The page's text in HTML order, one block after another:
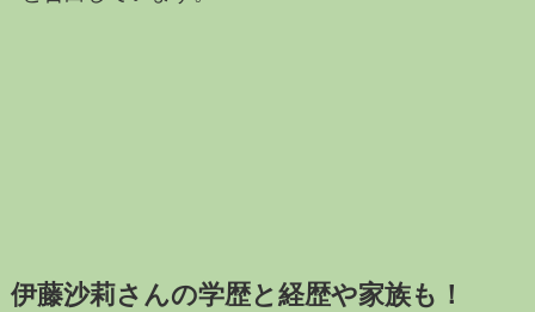
伊藤沙莉さんの学歴と経歴や家族も！